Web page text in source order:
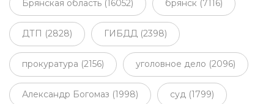
Брянская область (16052) брянск (7116)
ДТП (2828) ГИБДД (2398)
прокуратура (2156) уголовное дело (2096)
Александр Богомаз (1998) суд (1799)